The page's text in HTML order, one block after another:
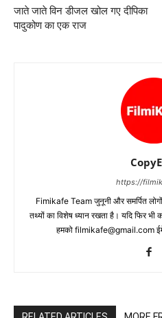
जाते जाते विन डीजल खोल गए दीपिका
पादुकोण का एक राज
https://
Fimikafe Team जुनूनी और समर्पित
तथ्‍यों का विशेष ध्‍यान रखता है। यदि फिर
हमको filmikafe@gmail.com